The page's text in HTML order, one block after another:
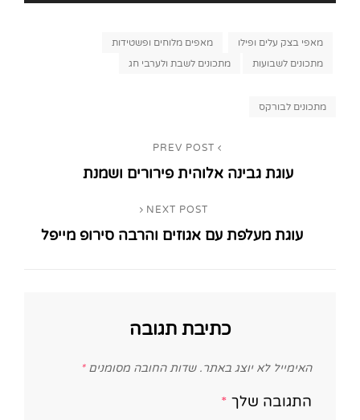
Categories
מאפי בצק עלים ופילו
מאפים מלוחים ופשטידות
מתכונים לשבועות
מתכונים לשבת ולערבי חג
Tags,
מתכונים לבורקס
PREV POST
עוגת גבינה אלוהית פירורים ושמנת
Post
NEXT POST
עוגת מעלפת עם אגוזים והרבה סירופ מייפל
כתיבת תגובה
האימייל לא יוצג באתר. שדות החובה מסומנים*
התגובה שלך *